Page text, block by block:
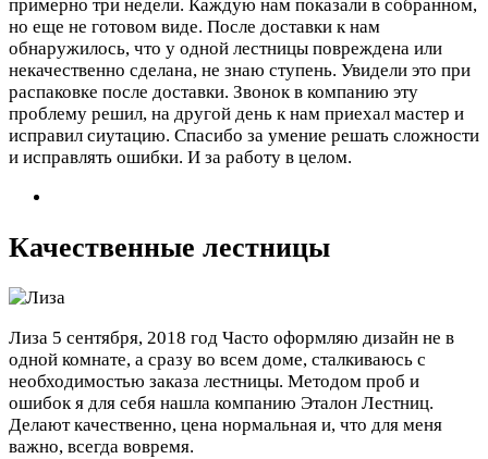
примерно три недели. Каждую нам показали в собранном,
но еще не готовом виде. После доставки к нам
обнаружилось, что у одной лестницы повреждена или
некачественно сделана, не знаю ступень. Увидели это при
распаковке после доставки. Звонок в компанию эту
проблему решил, на другой день к нам приехал мастер и
исправил сиутацию. Спасибо за умение решать сложности
и исправлять ошибки. И за работу в целом.
Качественные лестницы
Лиза 5 сентября, 2018 год Часто оформляю дизайн не в
одной комнате, а сразу во всем доме, сталкиваюсь с
необходимостью заказа лестницы. Методом проб и
ошибок я для себя нашла компанию Эталон Лестниц.
Делают качественно, цена нормальная и, что для меня
важно, всегда вовремя.